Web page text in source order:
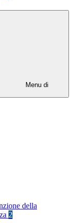
Menu di
della
2